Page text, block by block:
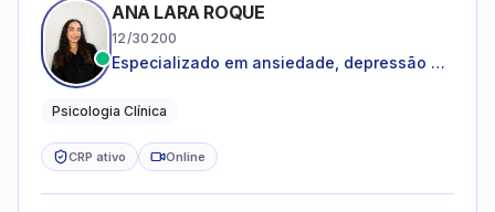
ANA LARA ROQUE
12/30200
Especializado em ansiedade, depressão e
Psicologia Clínica
CRP ativo Online